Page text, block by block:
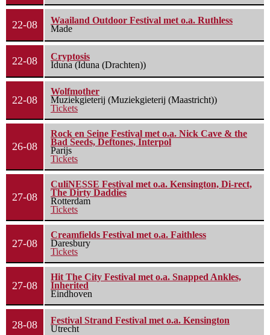
22-08
Waailand Outdoor Festival met o.a. Ruthless
Made
22-08
Cryptosis
Iduna (Iduna (Drachten))
22-08
Wolfmother
Muziekgieterij (Muziekgieterij (Maastricht))
Tickets
26-08
Rock en Seine Festival met o.a. Nick Cave & the
Bad Seeds, Deftones, Interpol
Parijs
Tickets
27-08
CuliNESSE Festival met o.a. Kensington, Di-rect,
The Dirty Daddies
Rotterdam
Tickets
27-08
Creamfields Festival met o.a. Faithless
Daresbury
Tickets
27-08
Hit The City Festival met o.a. Snapped Ankles,
Inherited
Eindhoven
28-08
Festival Strand Festival met o.a. Kensington
Utrecht